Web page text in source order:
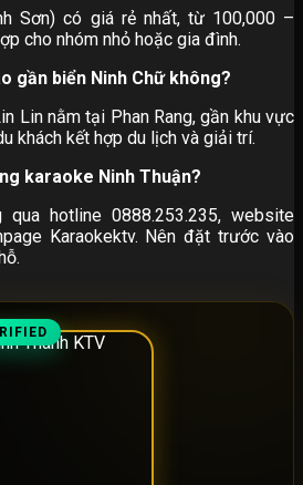
Sơn) có giá rẻ nhất, từ 100,000 –
cho nhóm nhỏ hoặc gia đình.
gần biển Ninh Chữ không?
Lin nằm tại Phan Rang, gần khu vực
khách kết hợp du lịch và giải trí.
karaoke Ninh Thuận?
hotline 0888.253.235, website
Karaokektv. Nên đặt trước vào